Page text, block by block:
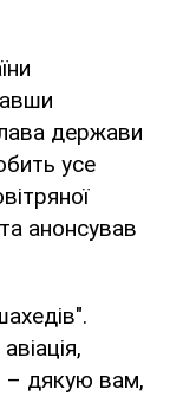
держави
усе
анонсував
– дякую вам,